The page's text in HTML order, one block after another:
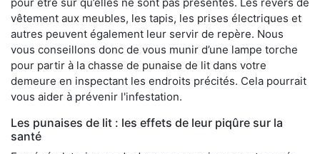
vêtement aux meubles, les tapis, les prises électriques et
autres peuvent également leur servir de repère. Nous
vous conseillons donc de vous munir d’une lampe torche
pour partir à la chasse de punaise de lit dans votre
demeure en inspectant les endroits précités. Cela pourrait
vous aider à prévenir l'infestation.
Les punaises de lit : les effets de leur piqûre sur la
santé